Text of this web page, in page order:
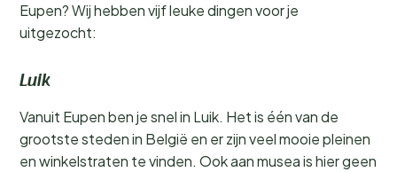
Eupen? Wij hebben vijf leuke dingen voor je
uitgezocht:
Luik
Vanuit Eupen ben je snel in Luik. Het is één van de
grootste steden in België en er zijn veel mooie pleinen
en winkelstraten te vinden. Ook aan musea is hier geen